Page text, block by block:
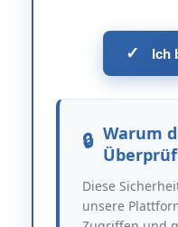
✓ Ich
Warum
Diese
unsere